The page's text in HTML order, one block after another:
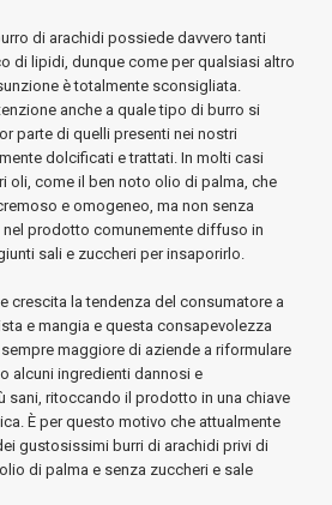
di arachidi possiede davvero tanti
di lipidi, dunque come per qualsiasi altro
è totalmente sconsigliata.
anche a quale tipo di burro si
parte di quelli presenti nei nostri
dolcificati e trattati. In molti casi
oli, come il ben noto olio di palma, che
e omogeneo, ma non senza
prodotto comunemente diffuso in
sali e zuccheri per insaporirlo.
crescita la tendenza del consumatore a
e mangia e questa consapevolezza
maggiore di aziende a riformulare
alcuni ingredienti dannosi e
sani, ritoccando il prodotto in una chiave
È per questo motivo che attualmente
gustosissimi burri di arachidi privi di
di palma e senza zuccheri e sale